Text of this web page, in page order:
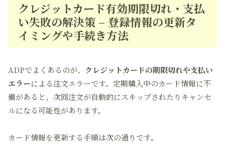
クレジットカード有効期限切れ・支払
い失敗の解決策 – 登録情報の更新タ
イミングや手続き方法
ADPでよくあるのが、 クレジットカードの期限切れや支払い
エラーによる注文エラーです。定期購入中のカード情報に不
備があると、次回注文が自動的にスキップされたりキャンセ
ルになる可能性があります。
カード情報を更新する手順は次の通りです。